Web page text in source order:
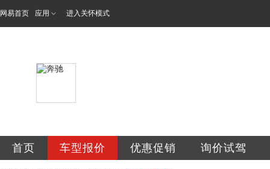
网易首页 应用 进入关怀模式
首页 车型报价 优惠促销 询价试驾